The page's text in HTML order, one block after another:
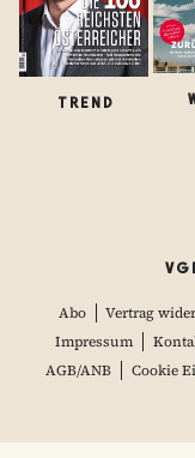
TREND
Abo Vertrag
Impressum
AGB/ANB
Cookie